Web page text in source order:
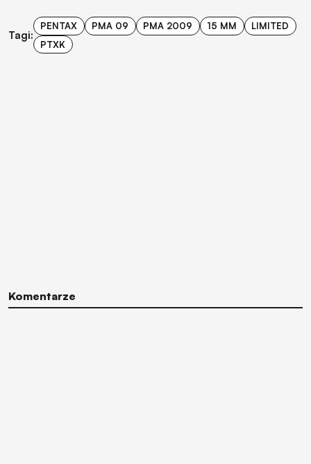
Tagi:
PENTAX PMA 09 PMA 2009 15 MM
LIMITED
PTXK
Komentarze